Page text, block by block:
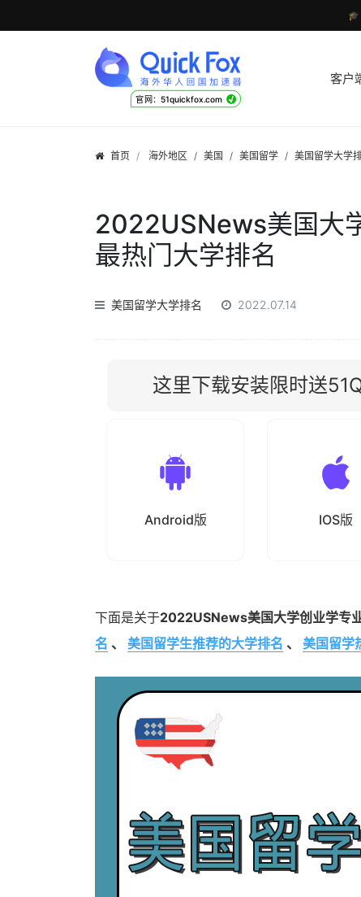
官网：51quickfox.com √
客户
首页 海外地区 / 美国 / 美国留学 / 美国留学大学
2022USNews美国大
最热门大学排名
美国留学大学排名 2022.07.14
这里下载安装限时送
Android版 IOS版
下面是关于2022USNews美国大学创业学专业
名 、 美国留学生推荐的大学排名 、 美国留学